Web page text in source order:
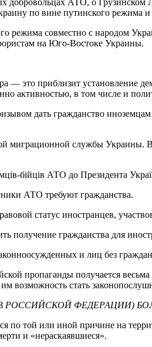
добровольцах АТО, о
по вине путинского режима и
режима совместно с народом
на Юго-Востоке Украины.
— это приблизит установление
активностью, в том числе и
дать гражданство
миграционной службы
бійців АТО до Президента
АТО требуют гражданства.
статус иностранцев,
получение гражданства для
и лиц без
пропаганды получается
возможность стать
РОССИЙСКОЙ ФЕДЕРАЦИИ)
той или иной причине на
и «нераскаявшиеся».